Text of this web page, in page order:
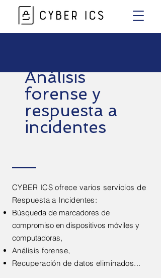
Análisis
forense y
respuesta a
incidentes
CYBER ICS ofrece varios servicios de
Respuesta a Incidentes:
Búsqueda de marcadores de
compromiso en dispositivos móviles y
computadoras,
Análisis forense,
Recuperación de datos eliminados...